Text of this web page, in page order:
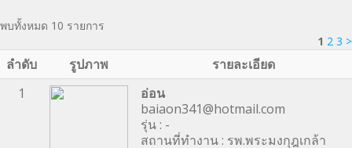
พบทั้งหมด 10 รายการ
1 2 3 >
ลำดับ รูปภาพ
รายละเอียด
1
อ่อน
baiaon341@hotmail.com
รุ่น : -
สถานที่ทำงาน : รพ.พระมงกุฎเกล้า